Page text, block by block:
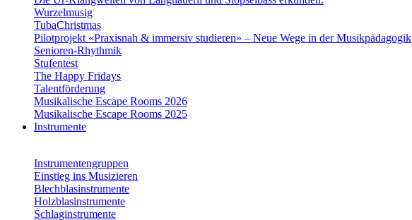
Wurzelmusig
TubaChristmas
Pilotprojekt «Praxisnah & immersiv studieren» – Neue Wege in der Musikpädagogik
Senioren-Rhythmik
Stufentest
The Happy Fridays
Talentförderung
Musikalische Escape Rooms 2026
Musikalische Escape Rooms 2025
Instrumente
Instrumentengruppen
Einstieg ins Musizieren
Blechblasinstrumente
Holzblasinstrumente
Schlaginstrumente